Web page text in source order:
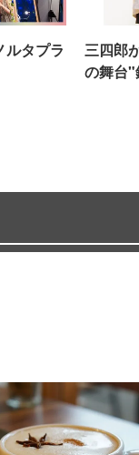
ルタプラ
三四郎
の舞台"